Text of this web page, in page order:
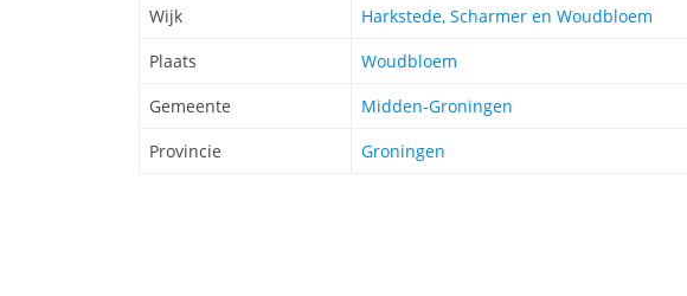
Wijk
Harkstede, Scharmer en Woudbloem
Plaats
Woudbloem
Gemeente
Midden-Groningen
Provincie
Groningen